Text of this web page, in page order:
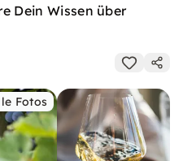
Dein Wissen über
Fotos